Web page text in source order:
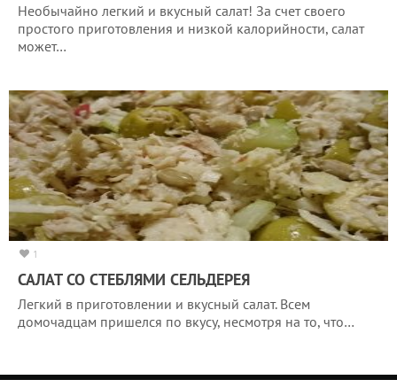
Необычайно легкий и вкусный салат! За счет своего
простого приготовления и низкой калорийности, салат
может…
1
САЛАТ СО СТЕБЛЯМИ СЕЛЬДЕРЕЯ
Легкий в приготовлении и вкусный салат. Всем
домочадцам пришелся по вкусу, несмотря на то, что…